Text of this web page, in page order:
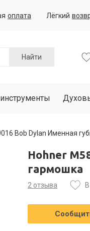
оплата Лёгкий
Найти
Bob Dylan Именная
Hohner
гармошка
2 отзыва